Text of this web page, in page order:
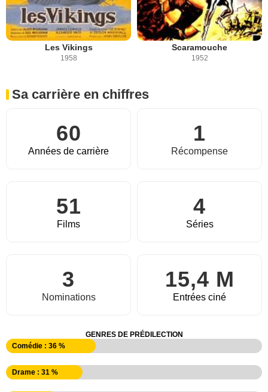
Les Vikings
1958
Scaramouche
1952
Sa carrière en chiffres
60
Années de carrière
1
Récompense
51
Films
4
Séries
3
Nominations
15,4 M
Entrées ciné
GENRES DE PRÉDILECTION
Comédie : 36 %
Drame : 31 %